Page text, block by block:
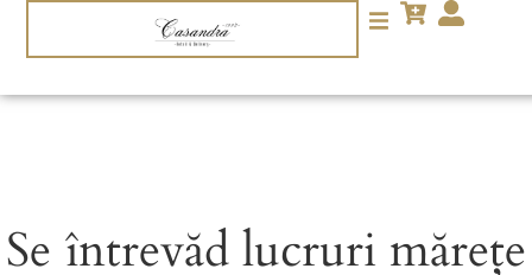
Se întrevăd lucruri mărețe